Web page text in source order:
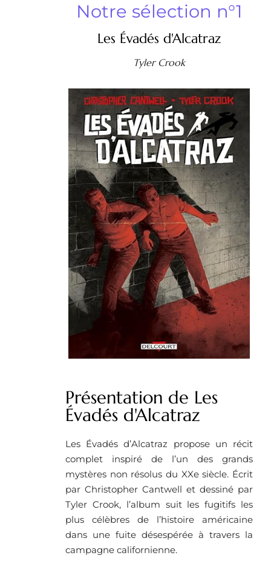
Notre sélection n°1
Les Évadés d'Alcatraz
Tyler Crook
Présentation de Les
Évadés d'Alcatraz
Les Évadés d’Alcatraz propose un récit
complet inspiré de l’un des grands
mystères non résolus du XXe siècle. Écrit
par Christopher Cantwell et dessiné par
Tyler Crook, l’album suit les fugitifs les
plus célèbres de l’histoire américaine
dans une fuite désespérée à travers la
campagne californienne.